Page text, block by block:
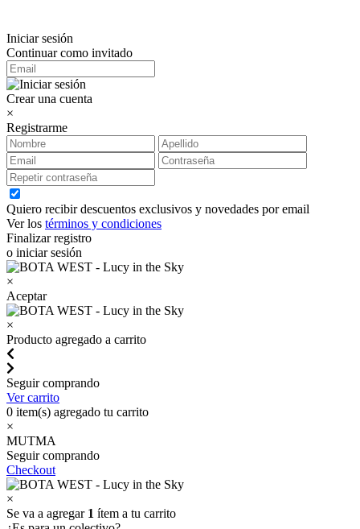
Iniciar sesión
Continuar como invitado
Crear una cuenta
×
Registrarme
Quiero recibir descuentos exclusivos y novedades por email
Ver los términos y condiciones
Finalizar registro
o iniciar sesión
×
Aceptar
×
Producto agregado a carrito
Seguir comprando
Ver carrito
0 item(s) agregado tu carrito
×
MUTMA
Seguir comprando
Checkout
×
Se va a agregar 1 ítem a tu carrito